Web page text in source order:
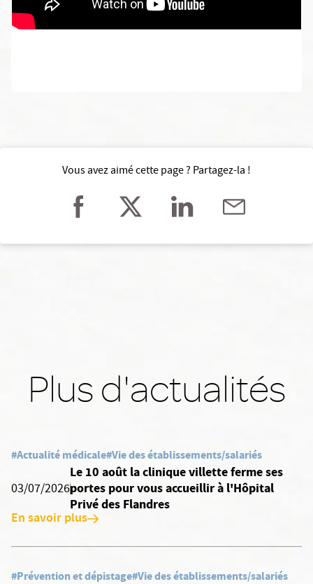
Vous avez aimé cette page ? Partagez-la !
Plus d'actualités
#Actualité médicale#Vie des établissements/salariés
03/07/2026
Le 10 août la clinique villette ferme ses
portes pour vous accueillir à l'Hôpital
Privé des Flandres
En savoir plus
#Prévention et dépistage#Vie des établissements/salariés